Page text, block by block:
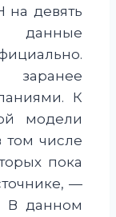
на девять
данные
заранее
К
модели
том числе
пока
—
В данном